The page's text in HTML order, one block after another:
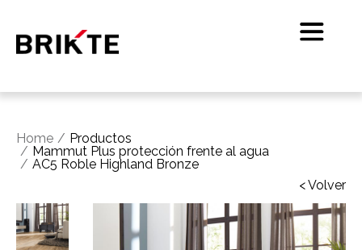
Home
Productos
Mammut Plus protección frente al agua
AC5 Roble Highland Bronze
< Volver